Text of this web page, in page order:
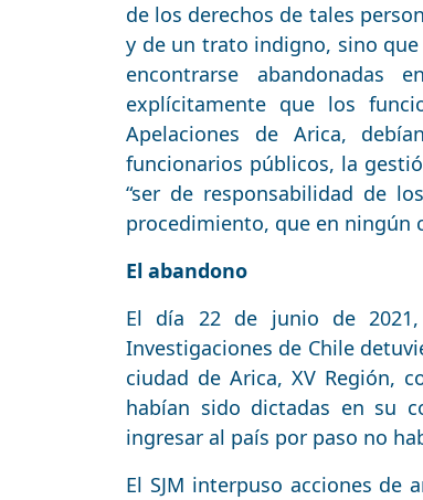
de los derechos de tales
y de un trato indigno, sino
encontrarse abandonadas
explícitamente que los
Apelaciones de Arica,
funcionarios públicos, la
“ser de responsabilidad de
procedimiento, que en ningún
El abandono
El día 22 de junio de
Investigaciones de Chile
ciudad de Arica, XV Región,
habían sido dictadas en su
ingresar al país por paso no
El SJM interpuso acciones de